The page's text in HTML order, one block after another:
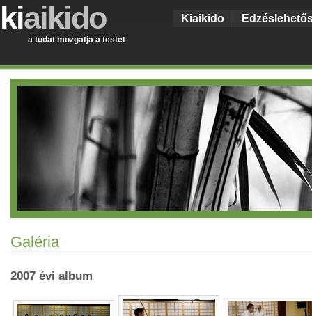
kiaikido
a tudat mozgatja a testet
Kiaikido
Galéria
2007 évi album